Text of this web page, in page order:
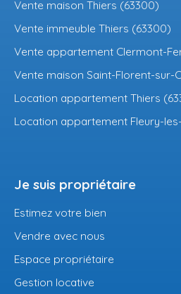
Vente maison Thiers (63300)
Vente immeuble Thiers (63300)
Vente appartement Clermont-
Vente maison Saint-Florent-sur-
Location appartement Thiers
Location appartement Fleury-
Je suis propriétaire
Estimez votre bien
Vendre avec nous
Espace propriétaire
Gestion locative